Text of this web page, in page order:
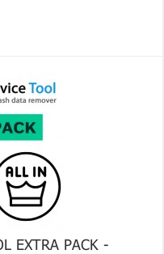
EXTRA PACK -